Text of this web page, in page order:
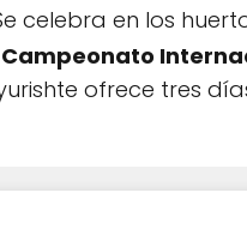
celebra en los
Campeonato
ofrece tres